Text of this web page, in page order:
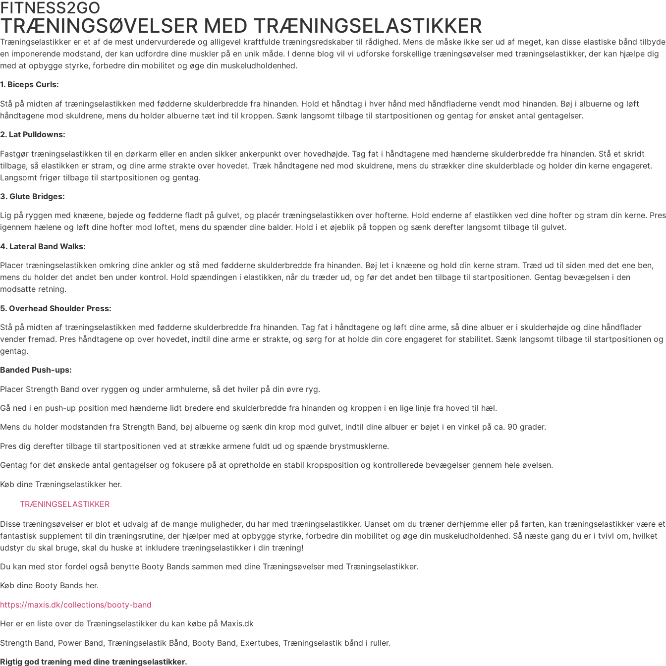
Videre
til
indhold
FITNESS2GO
TRÆNINGSØVELSER MED TRÆNINGSELASTIKKER
Træningselastikker er et af de mest undervurderede og alligevel kraftfulde træningsredskaber til rådighed. Mens de måske ikke ser ud af meget, kan disse elastiske bånd tilbyde
en imponerende modstand, der kan udfordre dine muskler på en unik måde. I denne blog vil vi udforske forskellige træningsøvelser med træningselastikker, der kan hjælpe dig
med at opbygge styrke, forbedre din mobilitet og øge din muskeludholdenhed.
1. Biceps Curls:
Stå på midten af ​​træningselastikken med fødderne skulderbredde fra hinanden. Hold et håndtag i hver hånd med håndfladerne vendt mod hinanden. Bøj i albuerne og løft
håndtagene mod skuldrene, mens du holder albuerne tæt ind til kroppen. Sænk langsomt tilbage til startpositionen og gentag for ønsket antal gentagelser.
2. Lat Pulldowns:
Fastgør træningselastikken til en dørkarm eller en anden sikker ankerpunkt over hovedhøjde. Tag fat i håndtagene med hænderne skulderbredde fra hinanden. Stå et skridt
tilbage, så elastikken er stram, og dine arme strakte over hovedet. Træk håndtagene ned mod skuldrene, mens du strækker dine skulderblade og holder din kerne engageret.
Langsomt frigør tilbage til startpositionen og gentag.
3. Glute Bridges:
Lig på ryggen med knæene, bøjede og fødderne fladt på gulvet, og placér træningselastikken over hofterne. Hold enderne af elastikken ved dine hofter og stram din kerne. Pres
igennem hælene og løft dine hofter mod loftet, mens du spænder dine balder. Hold i et øjeblik på toppen og sænk derefter langsomt tilbage til gulvet.
4. Lateral Band Walks:
Placer træningselastikken omkring dine ankler og stå med fødderne skulderbredde fra hinanden. Bøj let i knæene og hold din kerne stram. Træd ud til siden med det ene ben,
mens du holder det andet ben under kontrol. Hold spændingen i elastikken, når du træder ud, og før det andet ben tilbage til startpositionen. Gentag bevægelsen i den
modsatte retning.
5. Overhead Shoulder Press:
Stå på midten af træningselastikken med fødderne skulderbredde fra hinanden. Tag fat i håndtagene og løft dine arme, så dine albuer er i skulderhøjde og dine håndflader
vender fremad. Pres håndtagene op over hovedet, indtil dine arme er strakte, og sørg for at holde din core engageret for stabilitet. Sænk langsomt tilbage til startpositionen og
gentag.
Banded Push-ups:
Placer Strength Band over ryggen og under armhulerne, så det hviler på din øvre ryg.
Gå ned i en push-up position med hænderne lidt bredere end skulderbredde fra hinanden og kroppen i en lige linje fra hoved til hæl.
Mens du holder modstanden fra Strength Band, bøj albuerne og sænk din krop mod gulvet, indtil dine albuer er bøjet i en vinkel på ca. 90 grader.
Pres dig derefter tilbage til startpositionen ved at strække armene fuldt ud og spænde brystmusklerne.
Gentag for det ønskede antal gentagelser og fokusere på at opretholde en stabil kropsposition og kontrollerede bevægelser gennem hele øvelsen.
Køb dine Træningselastikker her.
TRÆNINGSELASTIKKER
Disse træningsøvelser er blot et udvalg af de mange muligheder, du har med træningselastikker. Uanset om du træner derhjemme eller på farten, kan træningselastikker være et
fantastisk supplement til din træningsrutine, der hjælper med at opbygge styrke, forbedre din mobilitet og øge din muskeludholdenhed. Så næste gang du er i tvivl om, hvilket
udstyr du skal bruge, skal du huske at inkludere træningselastikker i din træning!
Du kan med stor fordel også benytte Booty Bands sammen med dine Træningsøvelser med Træningselastikker.
Køb dine Booty Bands her.
https://maxis.dk/collections/booty-band
Her er en liste over de Træningselastikker du kan købe på Maxis.dk
Strength Band, Power Band, Træningselastik Bånd, Booty Band, Exertubes, Træningselastik bånd i ruller.
Rigtig god træning med dine træningselastikker.